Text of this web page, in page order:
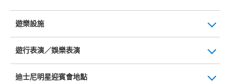
遊樂設施
遊行表演／娛樂表演
迪士尼明星迎賓會地點